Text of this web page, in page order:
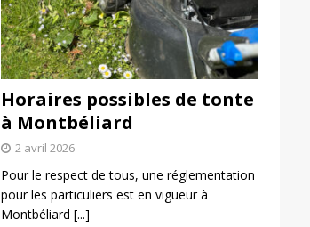
Horaires possibles de tonte
à Montbéliard
2 avril 2026
Pour le respect de tous, une réglementation
pour les particuliers est en vigueur à
Montbéliard [...]